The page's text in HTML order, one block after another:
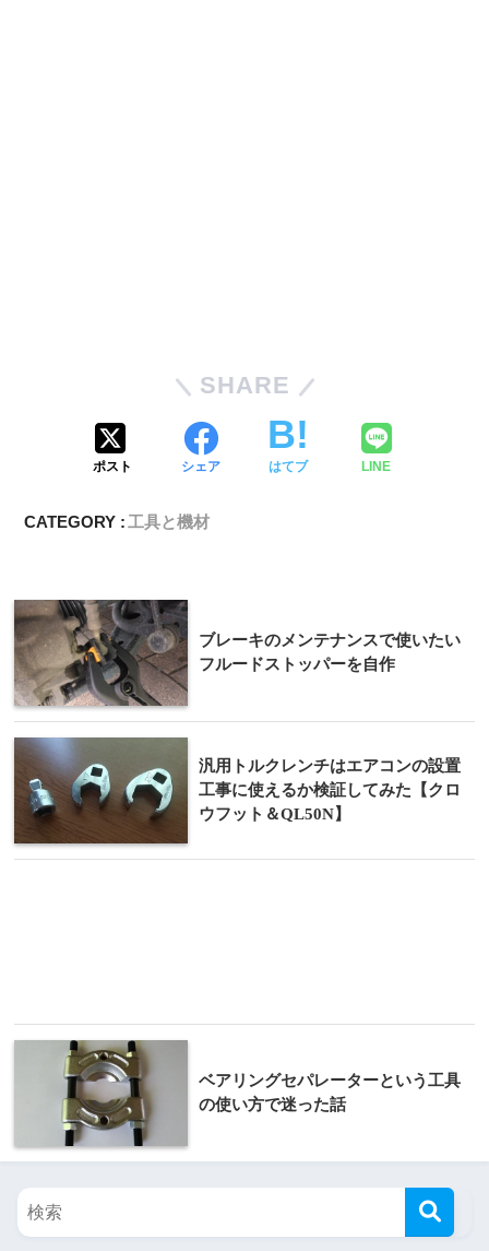
SHARE
ポスト シェア はてブ LINE
CATEGORY :工具と機材
ブレーキのメンテナンスで使いたい
フルードストッパーを自作
汎用トルクレンチはエアコンの設置
工事に使えるか検証してみた【クロ
ウフット＆QL50N】
ベアリングセパレーターという工具
の使い方で迷った話